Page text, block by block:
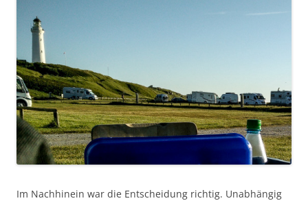
Im Nachhinein war die Entscheidung richtig. Unabhängig